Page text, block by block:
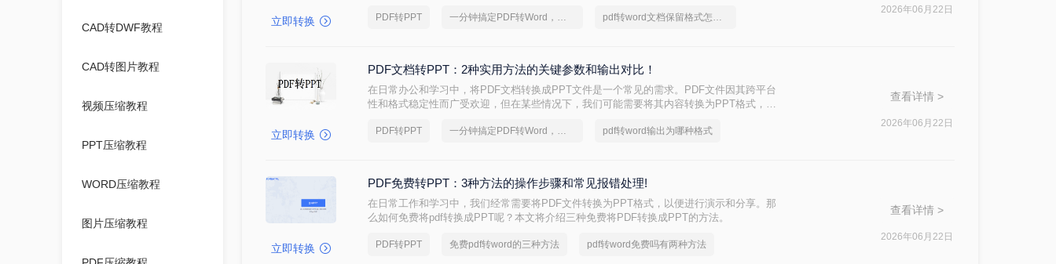
CAD转DWF教程
CAD转图片教程
视频压缩教程
PPT压缩教程
WORD压缩教程
图片压缩教程
立即转换
己的需求选择最合适的方式。
PDF转PPT 一分钟搞定PDF转Word，这2种简单方法，任意选择 pdf转word文档保留格式怎么操作
2026年06月22日
立即转换
PDF文档转PPT：2种实用方法的关键参数和输出对比！
在日常办公和学习中，将PDF文档转换成PPT文件是一个常见的需求。PDF文件因其跨平台
性和格式稳定性而广受欢迎，但在某些情况下，我们可能需要将其内容转换为PPT格式，以
成PPT的实用方法。
PDF转PPT 一分钟搞定PDF转Word，这2种简单方法，任意选择 pdf转word输出为哪种格式
查看详情 >
2026年06月22日
立即转换
PDF免费转PPT：3种方法的操作步骤和常见报错处理!
在日常工作和学习中，我们经常需要将PDF文件转换为PPT格式，以便进行演示和分享。那
么如何免费将pdf转换成PPT呢？本文将介绍三种免费将PDF转换成PPT的方法。
PDF转PPT 免费pdf转word的三种方法 pdf转word免费吗有两种方法
查看详情 >
2026年06月22日